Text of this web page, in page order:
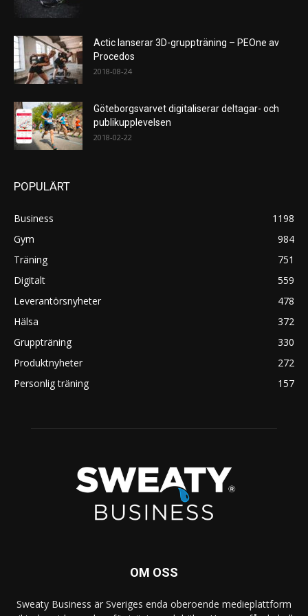
Actic lanserar 3D-gruppträning – PEOne av
Procedos
2018-08-24
Göteborgsvarvet digitaliserar deltagar- och
publikupplevelsen
2018-02-22
POPULÄRT
Business
1198
Gym
984
Träning
751
Digitalt
559
Leverantörsnyheter
478
Hälsa
372
Gruppträning
330
Produktnyheter
272
Personlig träning
157
OM OSS
Sweaty Business är Sveriges enda oberoende medieplattform